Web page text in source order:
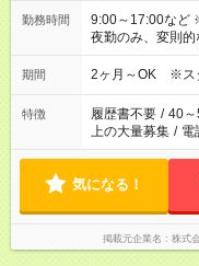
勤務時間
9:00～17:00など ※ご希望の時間帯をご相談ください。 ※日勤、
夜勤のみ、変則的
期間 2ヶ月～OK ※ス
特徴 履歴書不要 / 40～
上の大量募集 / 電
気になる！
掲載元企業名 株式